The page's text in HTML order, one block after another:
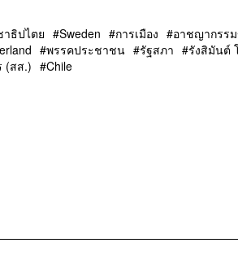
ธิปไตย Sweden การเมือง อาชญากรร
พรรคประชาชน รัฐสภา รังสิมันต์
(สส.)
Chile